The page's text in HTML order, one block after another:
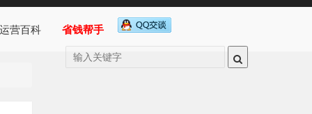
运营百科 省钱帮手